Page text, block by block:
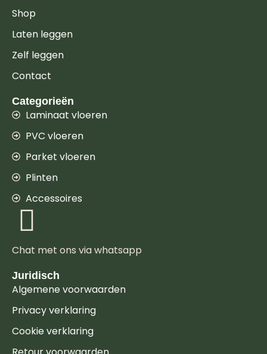
Shop
Laten leggen
Zelf leggen
Contact
Categorieën
Laminaat vloeren
PVC vloeren
Parket vloeren
Plinten
Accessoires
Chat met ons via whatsapp
Juridisch
Algemene voorwaarden
Privacy verklaring
Cookie verklaring